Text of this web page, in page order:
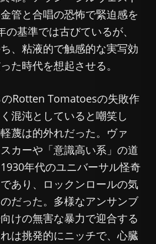
管と合唱の恐怖で緊迫感を
の基準では古びているが、
、粘液的で触感的な実写効
た時代を想起させる。
Rotten Tomatoesの失敗作
混沌としていると嘲笑し
蔑は的外れだった。ヴァ
カーや「意識高い系」の道
年代のユニバーサル怪奇
あり、ロックンロールの気
だった。多様なアンサンブ
けの無害な暴力で迎合する
は挑発的にニッチで、心臓